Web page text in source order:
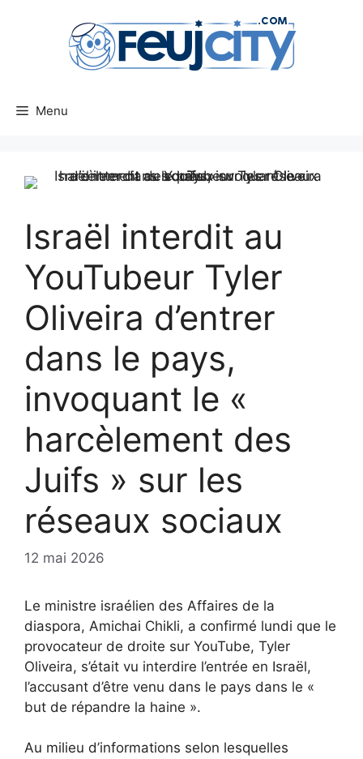
Menu
Israël interdit au
YouTubeur Tyler
Oliveira d’entrer
dans le pays,
invoquant le «
harcèlement des
Juifs » sur les
réseaux sociaux
12 mai 2026
Le ministre israélien des Affaires de la
diaspora, Amichai Chikli, a confirmé lundi que le
provocateur de droite sur YouTube, Tyler
Oliveira, s’était vu interdire l’entrée en Israël,
l’accusant d’être venu dans le pays dans le «
but de répandre la haine ».
Au milieu d’informations selon lesquelles